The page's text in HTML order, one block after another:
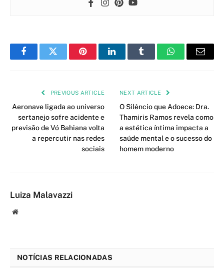
FacebookTwitter PinterestLinkedInTumblr WhatsAppEmail
PREVIOUS ARTICLE
Aeronave ligada ao universo
sertanejo sofre acidente e
previsão de Vó Bahiana volta
a repercutir nas redes
sociais
NEXT ARTICLE
O Silêncio que Adoece: Dra.
Thamiris Ramos revela como
a estética íntima impacta a
saúde mental e o sucesso do
homem moderno
Luiza Malavazzi
Website
NOTÍCIAS RELACIONADAS